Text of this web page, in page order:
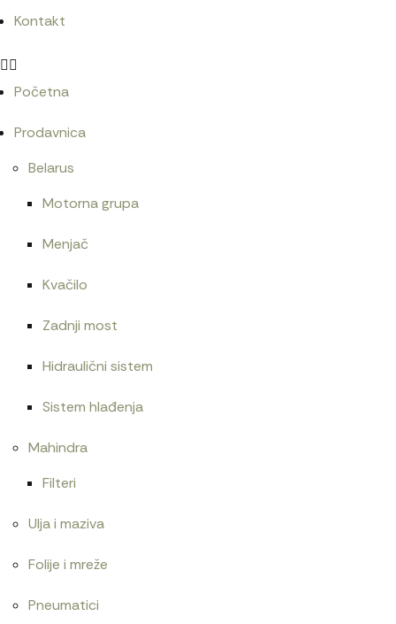
Kontakt
Početna
Prodavnica
Belarus
Motorna grupa
Menjač
Kvačilo
Zadnji most
Hidraulični sistem
Sistem hlađenja
Mahindra
Filteri
Ulja i maziva
Folije i mreže
Pneumatici
8.400
Bruder Mercedes Benz Arocs sa kranom/036515
Bruder Mercedes Benz Sprinter vatrogasni/02673
6.900